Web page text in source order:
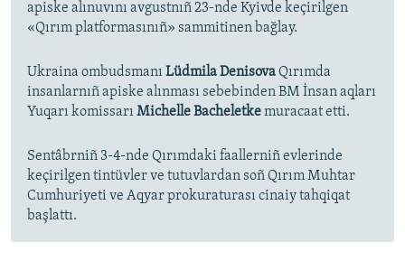
apiske alınuvını avgustnıñ 23-nde Kyivde keçirilgen
«Qırım platformasınıñ» sammitinen bağlay.
Ukraina ombudsmanı Lüdmila DenisovaQırımda
insanlarnıñ apiske alınması sebebinden BM İnsan aqları
Yuqarı komissarı Michelle Bacheletkemuracaat etti.
Sentâbrniñ 3-4-nde Qırımdaki faallerniñ evlerinde
keçirilgen tintüvler ve tutuvlardan soñ Qırım Muhtar
Cumhuriyeti ve Aqyar prokuraturası cinaiy tahqiqat
başlattı.